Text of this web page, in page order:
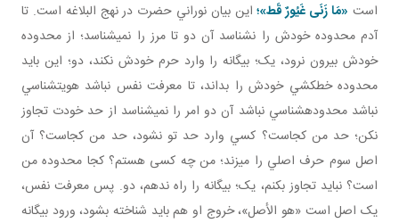
است «مَا زَنَى غَيُورٌ قَط»؛ اين بيان نوراني حضرت در نهج البلاغه است. تا
آدم محدوده خودش را نشناسد آن دو تا مرز را نمي شناسد؛ از محدوده
خودش بيرون نرود، يک؛ بيگانه را وارد حرم خودش نکند، دو؛ اين بايد
محدوده خط کشي خودش را بداند، تا معرفت نفس نباشد هويت شناسي
نباشد محدوده شناسي نباشد آن دو امر را نمي شناسد از حد خودت تجاوز
نکن؛ حد من کجاست؟ کسي وارد حد تو نشود، حد من کجاست؟ آن
اصل سوم حرف اصلي را مي زند؛ من چه کسی هستم؟ کجا محدوده من
است؟ نبايد تجاوز بکنم، يک؛ بيگانه را راه ندهم، دو. پس معرفت نفس،
يک اصل است «هو الأصل»، خروج او هم بايد شناخته بشود، ورود بيگانه